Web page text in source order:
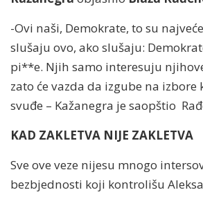
-Ovi naši, Demokrate, to su
slušaju ovo, ako slušaju:
pi**e. Njih samo interesuju
zato će vazda da izgube na
svuđe – Kažanegra je saopštio
KAD ZAKLETVA NIJE ZAKLETVA
Sve ove veze nijesu mnogo
bezbjednosti koji kontrolišu